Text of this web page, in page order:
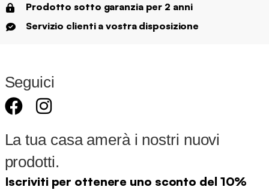
Prodotto sotto garanzia per 2 anni
Servizio clienti a vostra disposizione
Seguici
La tua casa amerà i nostri nuovi
prodotti.
Iscriviti per ottenere uno sconto del 10%